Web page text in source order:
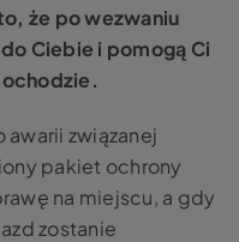
że po wezwaniu
Ciebie i pomogą Ci
związanej
pakiet ochrony
na miejscu, a gdy
zostanie